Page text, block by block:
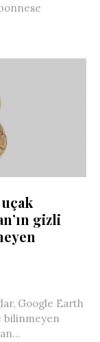
gizli
Google Earth
bilinmeyen